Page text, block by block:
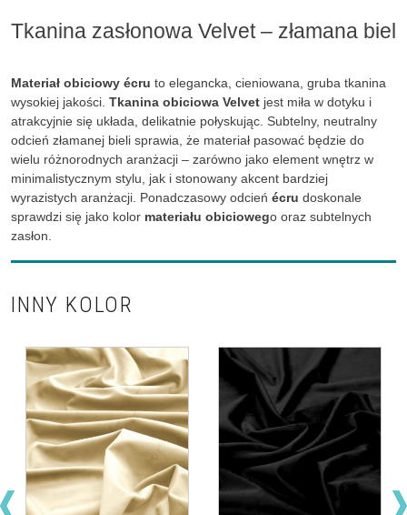
Tkanina zasłonowa Velvet – złamana biel
Materiał obiciowy écru to elegancka, cieniowana, gruba tkanina
wysokiej jakości. Tkanina obiciowa Velvet jest miła w dotyku i
atrakcyjnie się układa, delikatnie połyskując. Subtelny, neutralny
odcień złamanej bieli sprawia, że materiał pasować będzie do
wielu różnorodnych aranżacji – zarówno jako element wnętrz w
minimalistycznym stylu, jak i stonowany akcent bardziej
wyrazistych aranżacji. Ponadczasowy odcień écru doskonale
sprawdzi się jako kolor materiału obiciowego oraz subtelnych
zasłon.
INNY KOLOR